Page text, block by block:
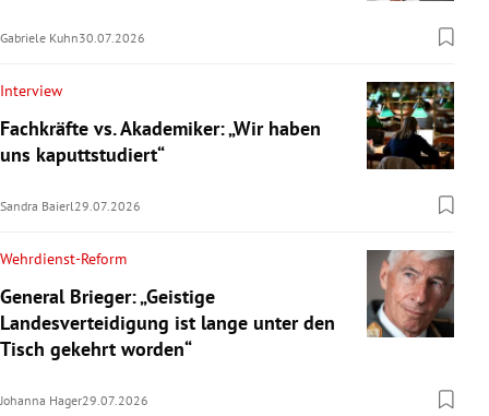
Gabriele Kuhn30.07.2026
Interview
Fachkräfte vs. Akademiker: „Wir haben
uns kaputtstudiert“
Sandra Baierl 29.07.2026
Wehrdienst-Reform
General Brieger: „Geistige
Landesverteidigung ist lange unter den
Tisch gekehrt worden“
Johanna Hager29.07.2026